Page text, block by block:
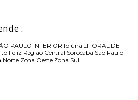
:
PAULO INTERIOR Ibiúna LITORAL DE
Feliz Região Central Sorocaba São Paulo
Norte Zona Oeste Zona Sul